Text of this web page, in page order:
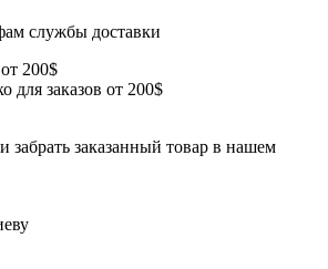
службы доставки
200$
для заказов от 200$
забрать заказанный товар в нашем